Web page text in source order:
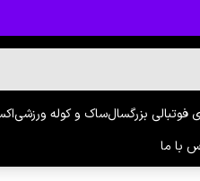
بزرگسالساک و کوله ورزشی
با ما